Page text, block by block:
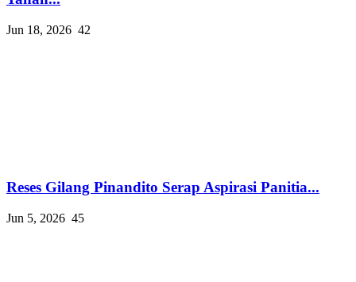
Jun 18, 2026 42
Reses Gilang Pinandito Serap Aspirasi Panitia...
Jun 5, 2026 45